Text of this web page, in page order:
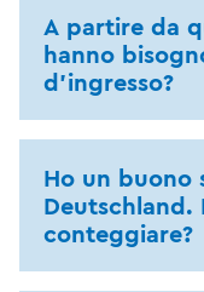
A partire da
hanno
d'ingresso?
Ho un buono
Deutschland.
conteggiare?